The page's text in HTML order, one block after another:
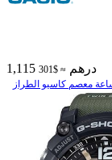
1,115 درهم ≈ $301